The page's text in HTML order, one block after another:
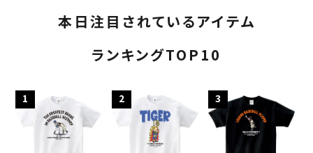
本日注目されているアイテム
ランキングTOP10
1 2 3